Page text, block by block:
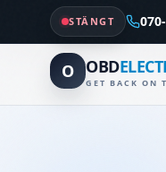
STÄNGT
O OBD
GET BACK ON